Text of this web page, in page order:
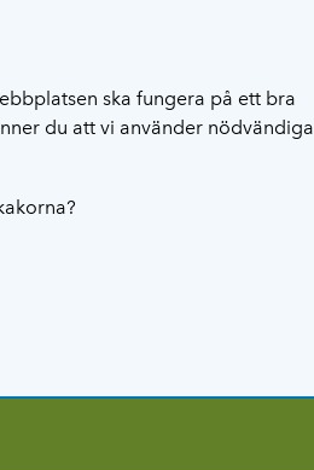
ska fungera på ett bra
du att vi använder nödvändiga